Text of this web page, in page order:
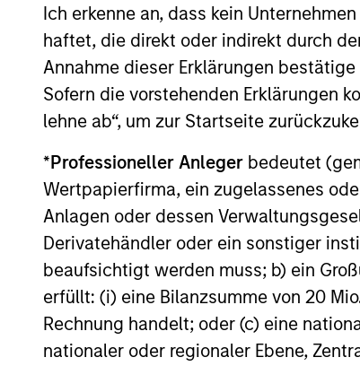
Ich erkenne an, dass kein
haftet, die direkt oder indirekt durch
Annahme dieser Erklärungen
Sofern die vorstehenden Erklärungen
lehne ab“, um zur Startseite
*Professioneller Anleger bedeutet
Wertpapierfirma, ein zugelassenes
Anlagen oder dessen
Derivatehändler oder ein sonstiger
beaufsichtigt werden muss; b) ein
erfüllt: (i) eine Bilanzsumme von 20
Rechnung handelt; oder (c) eine
nationaler oder regionaler Ebene,
considerations shaping the asset
May not represent all Team Members.
The information on this page is for
offering of advisory services or an
purchase or sale would be unlawful
All investing involves risks, including a
Please refer to the strategy detail